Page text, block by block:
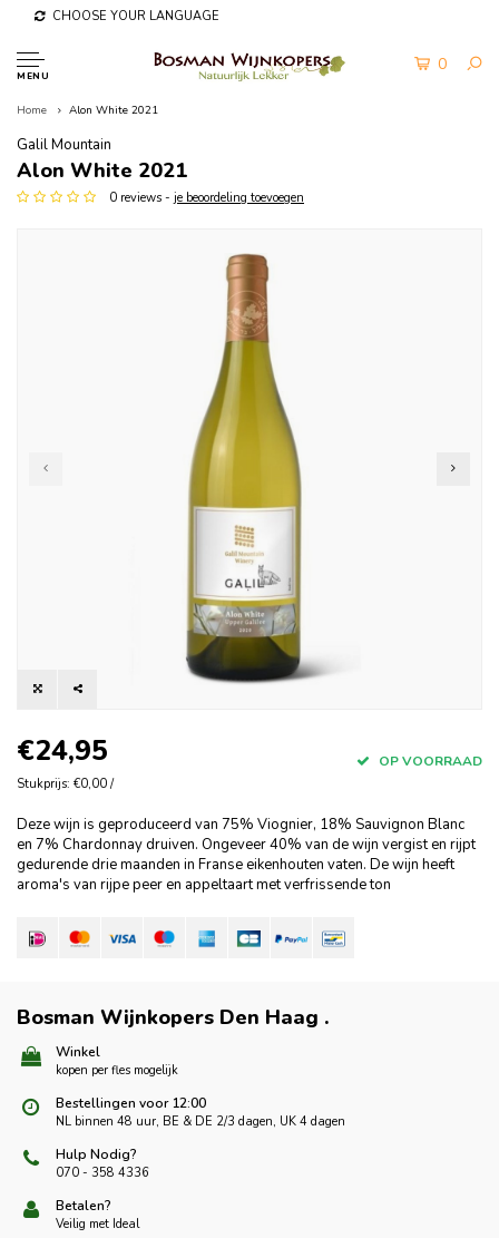
CHOOSE YOUR LANGUAGE
MENU
0
Home Alon White 2021
Galil Mountain
Alon White 2021
0 reviews - je beoordeling toevoegen
€24,95
Stukprijs: €0,00 /
OP VOORRAAD
Deze wijn is geproduceerd van 75% Viognier, 18% Sauvignon Blanc
en 7% Chardonnay druiven. Ongeveer 40% van de wijn vergist en rijpt
gedurende drie maanden in Franse eikenhouten vaten. De wijn heeft
aroma's van rijpe peer en appeltaart met verfrissende ton
Bosman Wijnkopers Den Haag .
Winkel
kopen per fles mogelijk
Bestellingen voor 12:00
NL binnen 48 uur, BE & DE 2/3 dagen, UK 4 dagen
Hulp Nodig?
070 - 358 4336
Betalen?
Veilig met Ideal